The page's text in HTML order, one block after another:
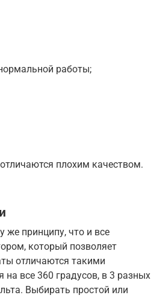
работы;
плохим качеством.
же принципу, что и все
который позволяет
отличаются такими
все 360 градусов, в 3 разных
Выбирать простой или